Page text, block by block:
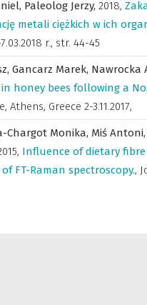
Paleolog Jerzy, 2018,
metali ciężkich w ich
r., str. 44-45
Gancarz Marek, Nawrocka
honey bees following a
Greece 2-3.11.2017,
Chargot Monika, Miś Antoni,
, Influence of dietary
FT-Raman spectroscopy.,